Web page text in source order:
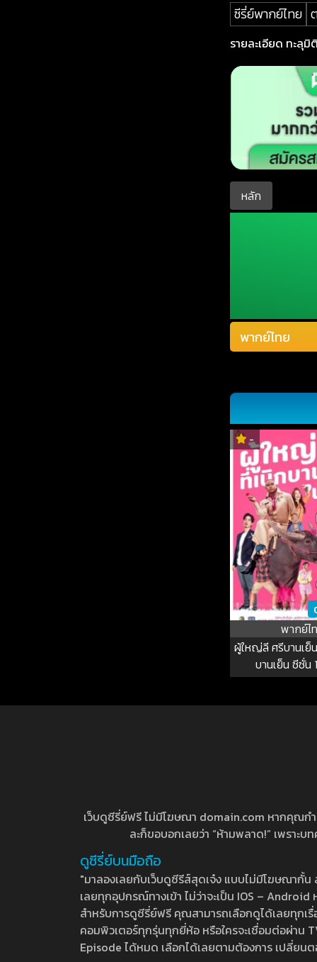
ซีรี่ย์พากย์ไทย
รายละเอียด ทะลุ
หลัก
-
พากย์ไ
ผู้ใหญ่ลี ศรีบานเ
บานเย็น ซีซั่น
เว็บดูซีรี่ย์ฟรี ไม่มีโฆษณา domain.com หากคุณก
ละก็ขอบอกเลยว่า “ห้ามพลาด!” เพราะ
ดูซีรี่ย์บนมือถือ
"มาลองเลยกับเว็บดูซีรีส์สุดเจ๋ง แบบไม่มีโฆษณากั้
เลยทุกอุปกรณ์ทางเข้า ไม่ว่าจะเป็น IOS –
สำหรับการดูซีรี่ย์ฟรี คุณสามารถเลือกดูได้เลยทุกเ
คอมพิวเตอร์ทุกรุ่นทุกยี่ห้อ หรือใครจะเชื่อมต่อผ่าน
Episode ได้หมด เลือกได้เลยตามต้องการ เปลี่ยน